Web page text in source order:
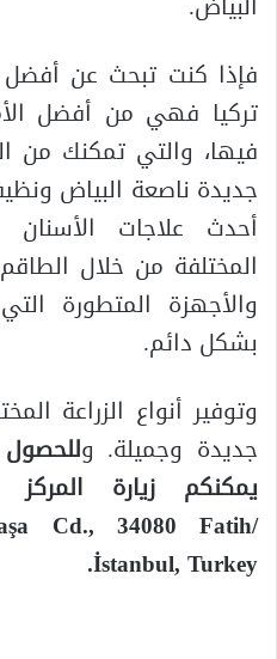
فإذا كنت تبحث عن أفضل
تركيا فهي من أفضل
فيها، والتي تمكنك
جديدة ناصعة البياض
أحدث علاجات
المختلفة من خلال
والأجهزة المتطورة
بشكل دائم.
وتوفير أنواع الزراعة
جديدة وجميلة. و
يمكنكم زيارة
Cd., 34080 Fatih/
İstanbul, Turkey.